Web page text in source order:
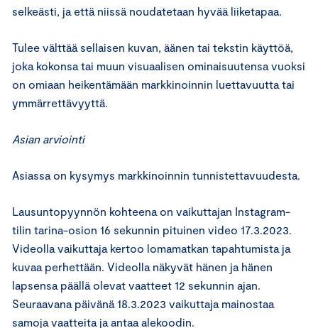
selkeästi, ja että niissä noudatetaan hyvää liiketapaa.
Tulee välttää sellaisen kuvan, äänen tai tekstin käyttöä,
joka kokonsa tai muun visuaalisen ominaisuutensa vuoksi
on omiaan heikentämään markkinoinnin luettavuutta tai
ymmärrettävyyttä.
Asian arviointi
Asiassa on kysymys markkinoinnin tunnistettavuudesta.
Lausuntopyynnön kohteena on vaikuttajan Instagram-
tilin tarina-osion 16 sekunnin pituinen video 17.3.2023.
Videolla vaikuttaja kertoo lomamatkan tapahtumista ja
kuvaa perhettään. Videolla näkyvät hänen ja hänen
lapsensa päällä olevat vaatteet 12 sekunnin ajan.
Seuraavana päivänä 18.3.2023 vaikuttaja mainostaa
samoja vaatteita ja antaa alekoodin.